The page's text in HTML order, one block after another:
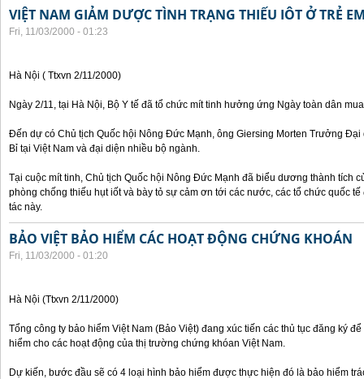
VIỆT NAM GIẢM DƯỢC TÌNH TRẠNG THIẾU IÔT Ở TRẺ
Fri, 11/03/2000 - 01:23
Hà Nội ( Ttxvn 2/11/2000)
Ngày 2/11, tại Hà Nội, Bộ Y tế đã tổ chức mít tinh hưởng ứng Ngày toàn dân
Đến dự có Chủ tịch Quốc hội Nông Đức Mạnh, ông Giersing Morten Trưởng
Bỉ tại Việt Nam và đại diện nhiều bộ ngành.
Tại cuộc mít tinh, Chủ tịch Quốc hội Nông Đức Mạnh đã biểu dương thành tích
phòng chống thiếu hụt iốt và bày tỏ sự cảm ơn tới các nước, các tổ chức quốc
tác này.
BẢO VIỆT BẢO HIỂM CÁC HOẠT ĐỘNG CHỨNG KHOÁN
Fri, 11/03/2000 - 01:20
Hà Nội (Ttxvn 2/11/2000)
Tổng công ty bảo hiểm Việt Nam (Bảo Việt) đang xúc tiến các thủ tục đăng ký
hiểm cho các hoạt động của thị trường chứng khóan Việt Nam.
Dự kiến, bước đầu sẽ có 4 loại hình bảo hiểm được thực hiện đó là bảo hiểm